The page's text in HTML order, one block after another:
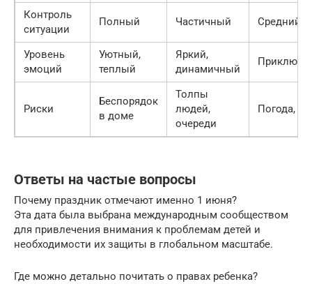
Контроль
ситуации
Полный Частичный Средний
Уровень
эмоций
Уютный,
теплый
Яркий,
динамичный
Риски
Беспорядок
в доме
Толпы
людей,
очереди
Погода,
Ответы на частые вопросы
Почему праздник отмечают именно 1 июня?
Эта дата была выбрана международным сообществом
для привлечения внимания к проблемам детей и
необходимости их защиты в глобальном масштабе.
Где можно детально почитать о правах ребенка?